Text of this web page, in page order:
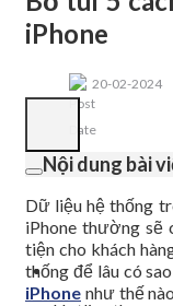
iPhone
20-02-2024
Nội dung bài
Dữ liệu hệ thống
iPhone thường sẽ
tiện cho khách
thống để lâu có
iPhone như thế